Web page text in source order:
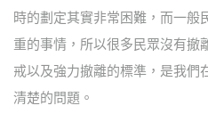
時的劃定其實非常困難，而一般
重的事情，所以很多民眾沒有撤
戒以及強力撤離的標準，是我們
清楚的問題。